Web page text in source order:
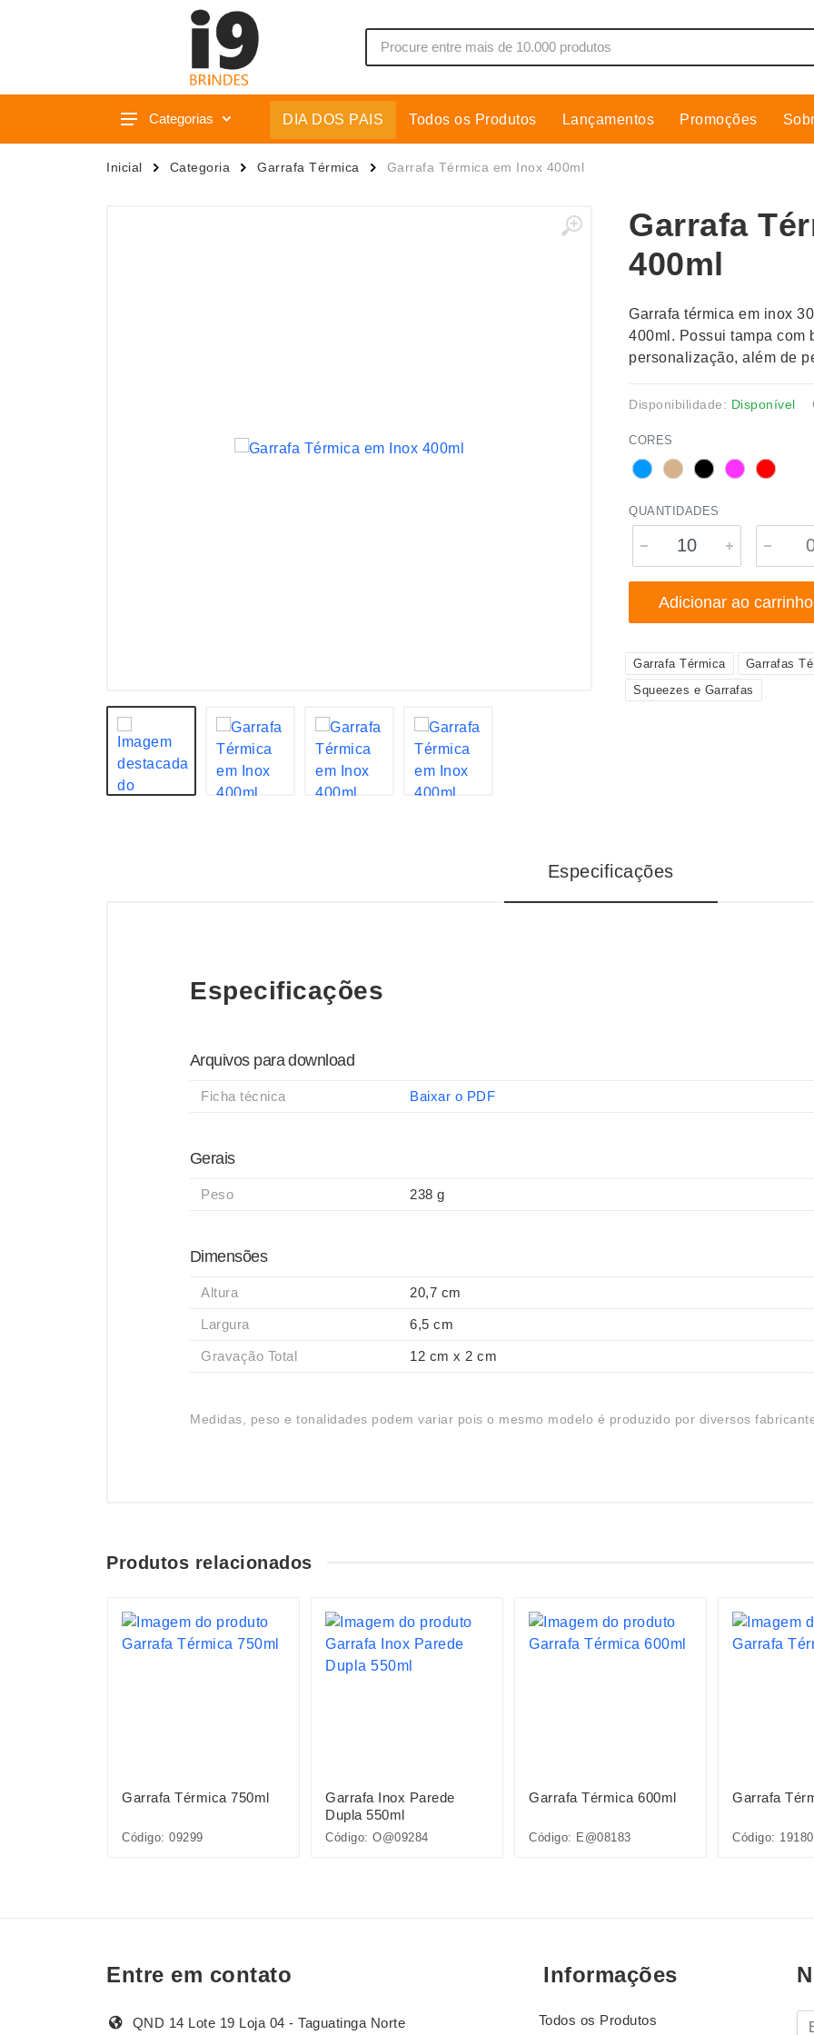
Categorias
Acessórios p/ Celular
Caixas de Som
Cooler
Cozinha
Cuidados Pessoais
Escritório
Espelhos
DIA DOS PAIS Todos os Produtos Lançamentos Promoções
Inicial Categoria Garrafa Térmica Garrafa Térmica em Inox 400ml
Garrafa
400ml
Garrafa térmica em inox
400ml. Possui tampa com
personalização, além de
Disponibilidade: Disponível
CORES
QUANTIDADES
Adicionar ao carrinho
Garrafa Térmica
Garrafas
Squeezes e Garrafas
Especificações
Especificações
Arquivos para download
Ficha técnica Baixar o PDF
Gerais
Peso 238 g
Dimensões
Altura 20,7 cm
Largura 6,5 cm
Gravação Total 12 cm x 2 cm
Medidas, peso e tonalidades podem variar pois o mesmo modelo é produzido por diversos
Produtos relacionados
Garrafa Térmica 750ml
Código: 09299
Garrafa Inox Parede
Dupla 550ml
Código: O@09284
Garrafa Térmica 600ml
Código: E@08183
Garrafa
Código: 19180
Entre em contato
QND 14 Lote 19 Loja 04 - Taguatinga Norte
Informações
Todos os Produtos